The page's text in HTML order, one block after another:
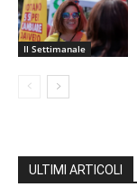
Il Settimanale
ULTIMI ARTICOLI